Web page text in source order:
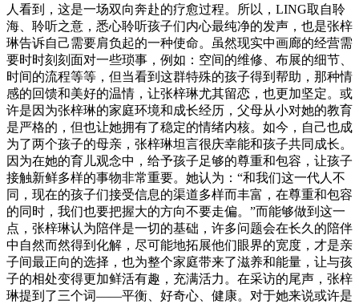
人看到，这是一场双向奔赴的疗愈过程。所以，LING取自聆
海、聆听之意，悉心聆听孩子们内心最纯净的发声，也是张梓
琳告诉自己需要肩负起的一种使命。虽然现实中画廊的经营需
要时时刻刻面对一些琐事，例如：空间的维修、布展的细节、
时间的流程等等，但当看到这群特殊的孩子得到帮助，那种情
感的回馈和美好的温情，让张梓琳尤其留恋，也更加坚定。或
许是因为张梓琳的家庭环境和成长经历，父母从小对她的教育
是严格的，但也让她拥有了稳定的情绪内核。如今，自己也成
为了两个孩子的母亲，张梓琳坦言很庆幸能和孩子共同成长。
因为在她的育儿观念中，给予孩子足够的尊重和包容，让孩子
接触新鲜多样的事物非常重要。她认为：“和我们这一代人不
同，现在的孩子们接受信息的渠道多样而丰富，在尊重和包容
的同时，我们也要把握大的方向不要走偏。”而能够做到这一
点，张梓琳认为陪伴是一切的基础，许多问题会在长久的陪伴
中自然而然得到化解，尽可能地拓展他们眼界的宽度，才是亲
子间最正向的选择，也为整个家庭带来了滋养和能量，让与孩
子的相处变得更加鲜活有趣，充满活力。在采访的尾声，张梓
琳提到了三个词——平衡、好奇心、健康。对于她来说或许是